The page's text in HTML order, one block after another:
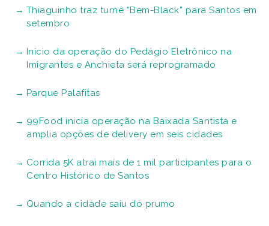
Thiaguinho traz turnê “Bem-Black” para Santos em
setembro
Início da operação do Pedágio Eletrônico na
Imigrantes e Anchieta será reprogramado
Parque Palafitas
99Food inicia operação na Baixada Santista e
amplia opções de delivery em seis cidades
Corrida 5K atrai mais de 1 mil participantes para o
Centro Histórico de Santos
Quando a cidade saiu do prumo